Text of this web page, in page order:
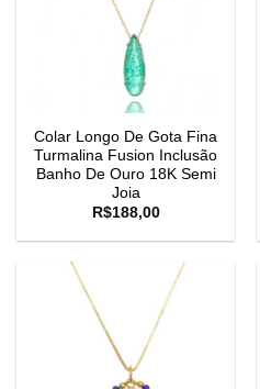
Colar Longo De Gota Fina
Turmalina Fusion Inclusão
Banho De Ouro 18K Semi
Joia
R$188,00